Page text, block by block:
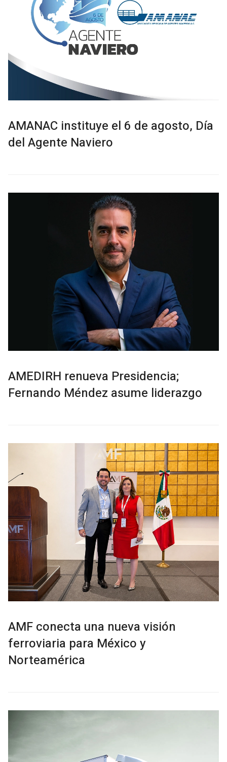
AMANAC instituye el 6 de agosto, Día
del Agente Naviero
AMEDIRH renueva Presidencia;
Fernando Méndez asume liderazgo
AMF conecta una nueva visión
ferroviaria para México y
Norteamérica